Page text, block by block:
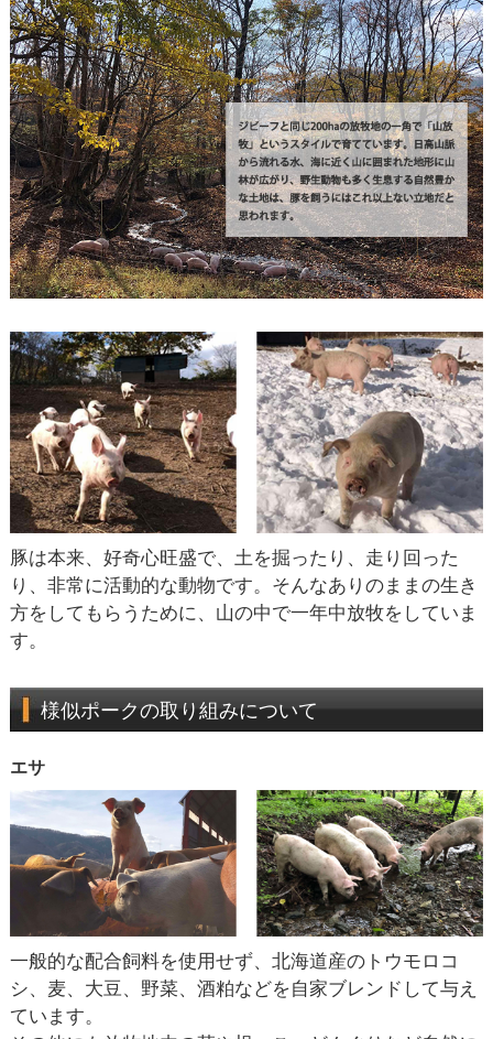
豚は本来、好奇心旺盛で、土を掘ったり、走り回った
り、非常に活動的な動物です。そんなありのままの生き
方をしてもらうために、山の中で一年中放牧をしていま
す。
様似ポークの取り組みについて
エサ
一般的な配合飼料を使用せず、北海道産のトウモロコ
シ、麦、大豆、野菜、酒粕などを自家ブレンドして与え
ています。